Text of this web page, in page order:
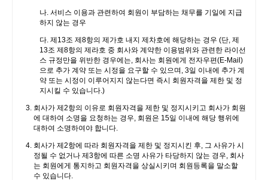
나. 서비스 이용과 관련하여 회원이 부담하는 채무를 기일에 지급
하지 않는 경우
다. 제13조 제8항의 제가호 내지 제차호에 해당하는 경우 (단, 제
13조 제8항의 제라호 중 회사와 계약한 이용범위와 관련한 라이선
스 규정만을 위반한 경우에는, 회사는 회원에게 전자우편(E-Mail)
으로 추가 계약 또는 시정을 요구할 수 있으며, 3일 이내에 추가 계
약 또는 시정이 이루어지지 않는다면 즉시 회원자격을 제한 및 정
지시킬 수 있습니다.)
회사가 제2항의 이유로 회원자격을 제한 및 정지시키고 회사가 회원
에 대하여 소명을 요청하는 경우, 회원은 15일 이내에 해당 행위에
대하여 소명하여야 합니다.
회사가 제2항에 따라 회원자격을 제한 및 정지시킨 후, 그 사유가 시
정될 수 없거나 제3항에 따른 소명 사유가 타당하지 않는 경우, 회사
는 회원에게 통지하고 회원자격을 상실시키며 회원등록을 말소할
수 있습니다.